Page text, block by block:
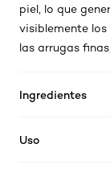
piel, lo que
visiblemente
las arrugas
Ingredientes
Uso